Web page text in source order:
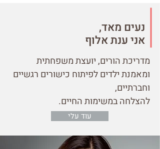
נעים מאד,
אני ענת אלוף
מדריכת הורים,יועצת משפחתית
ומאמנת ילדים לפיתוח כישורים רגשיים
וחברתיים,
להצלחה במשימות החיים.
עוד עלי